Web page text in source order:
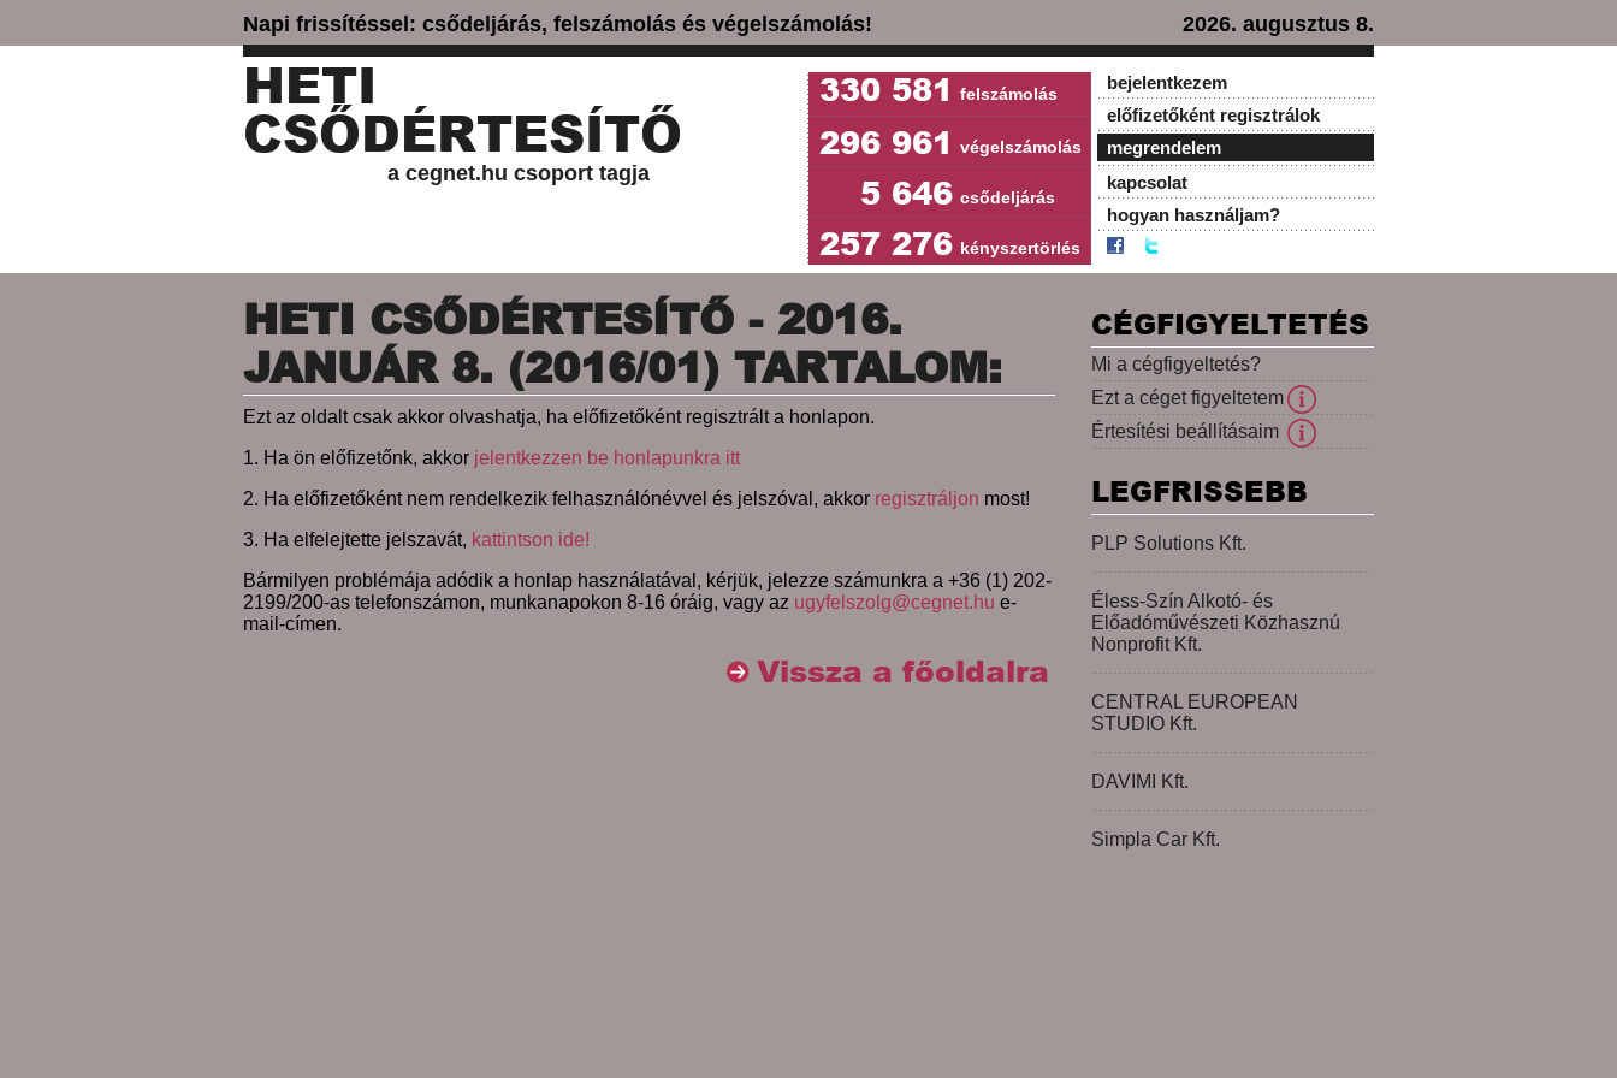
Napi frissítéssel: csődeljárás, felszámolás és végelszámolás! 2026. augusztus 8.
HETI
CSŐDÉRTESÍTŐ
a cegnet.hu csoport tagja
330 581 felszámolás
296 961 végelszámolás
5 646 csődeljárás
257 276 kényszertörlés
bejelentkezem
előfizetőként regisztrálok
megrendelem
kapcsolat
hogyan használjam?
HETI CSŐDÉRTESÍTŐ - 2016.
JANUÁR 8. (2016/01) TARTALOM:
Ezt az oldalt csak akkor olvashatja, ha előfizetőként regisztrált a honlapon.
1. Ha ön előfizetőnk, akkor jelentkezzen be honlapunkra itt
2. Ha előfizetőként nem rendelkezik felhasználónévvel és jelszóval, akkor regisztráljon most!
3. Ha elfelejtette jelszavát, kattintson ide!
Bármilyen problémája adódik a honlap használatával, kérjük, jelezze számunkra a +36 (1) 202-
2199/200-as telefonszámon, munkanapokon 8-16 óráig, vagy az ugyfelszolg@cegnet.hu e-
mail-címen.
Vissza a főoldalra
CÉGFIGYELTETÉS
Mi a cégfigyeltetés?
Ezt a céget figyeltetem
Értesítési beállításaim
LEGFRISSEBB
PLP Solutions Kft.
Éless-Szín Alkotó- és
Előadóművészeti Közhasznú
Nonprofit Kft.
CENTRAL EUROPEAN
STUDIO Kft.
DAVIMI Kft.
Simpla Car Kft.